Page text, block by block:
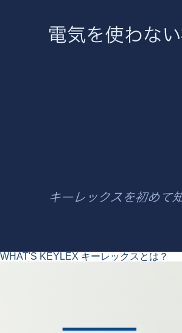
WHAT'S KEYLEX キーレックスとは？